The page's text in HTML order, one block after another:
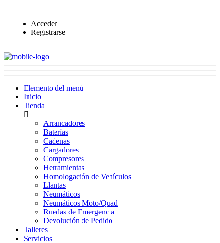
Acceder
Registrarse
Elemento del menú
Inicio
Tienda
Arrancadores
Baterías
Cadenas
Cargadores
Compresores
Herramientas
Homologación de Vehículos
Llantas
Neumáticos
Neumáticos Moto/Quad
Ruedas de Emergencia
Devolución de Pedido
Talleres
Servicios